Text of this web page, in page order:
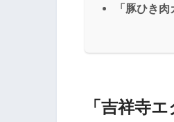
「豚ひき
「吉祥寺